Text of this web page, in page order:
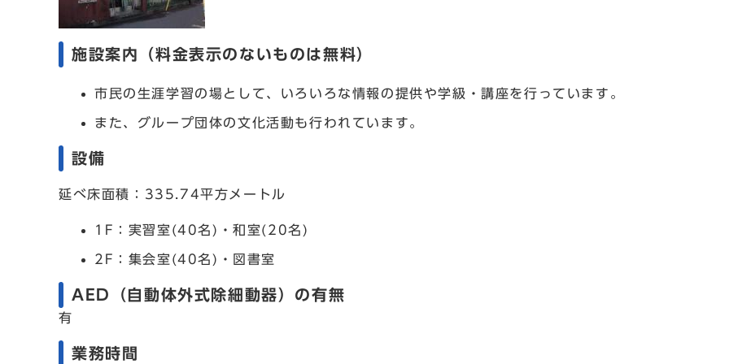
施設案内（料金表示のないものは無料）
市民の生涯学習の場として、いろいろな情報の提供や学級・講座を行っています。
また、グループ団体の文化活動も行われています。
設備
延べ床面積：335.74平方メートル
1F：実習室(40名)・和室(20名)
2F：集会室(40名)・図書室
AED（自動体外式除細動器）の有無
有
業務時間